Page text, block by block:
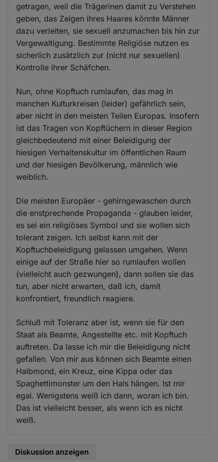
getragen, weil die Trägerinen damit zu Verstehen
geben, das Zeigen ihres Haares könnte Männer
dazu verleiten, sie sexuell anzumachen bis hin zur
Vergewaltigung. Bestimmte Religiöse nutzen es
sicherlich zusätzlich zur (nicht nur sexuellen)
Kontrolle ihrer Schäfchen.
Nun, ohne Kopftuch rumlaufen, das mag in
manchen Kulturkreisen (leider) gefährlich sein,
aber nicht in den meisten Teilen Europas. Insofern
ist das Tragen von Kopftüchern in dieser Region
gleichbedeutend mit einer Beleidigung der
hiesigen Verhaltenskultur im öffentlichen Raum
und der hiesigen Bevölkerung, männlich wie
weiblich.
Die meisten Europäer - gehirngewaschen durch
die enstprechende Propaganda - glauben leider,
es sei ein religiöses Symbol und sie wollen sich
tolerant zeigen. Ich selbst kann mit der
Kopftuchbeleidigung gelassen umgehen. Wenn
einige auf der Straße hier so rumlaufen wollen
(vielleicht auch gezwungen), dann sollen sie das
tun, aber nicht erwarten, daß ich, damit
konfrontiert, freundlich reagiere.
Schluß mit Toleranz aber ist, wenn sie für den
Staat als Beamte, Angestellte etc. mit Kopftuch
auftreten. Da lasse ich mir die Beleidigung nicht
gefallen. Von mir aus können sich Beamte einen
Halbmond, ein Kreuz, eine Kippa oder das
Spaghettimonster um den Hals hängen. Ist mir
egal. Wenigstens weiß ich dann, woran ich bin.
Das ist vielleicht besser, als wenn ich es nicht
weiß.
Diskussion anzeigen